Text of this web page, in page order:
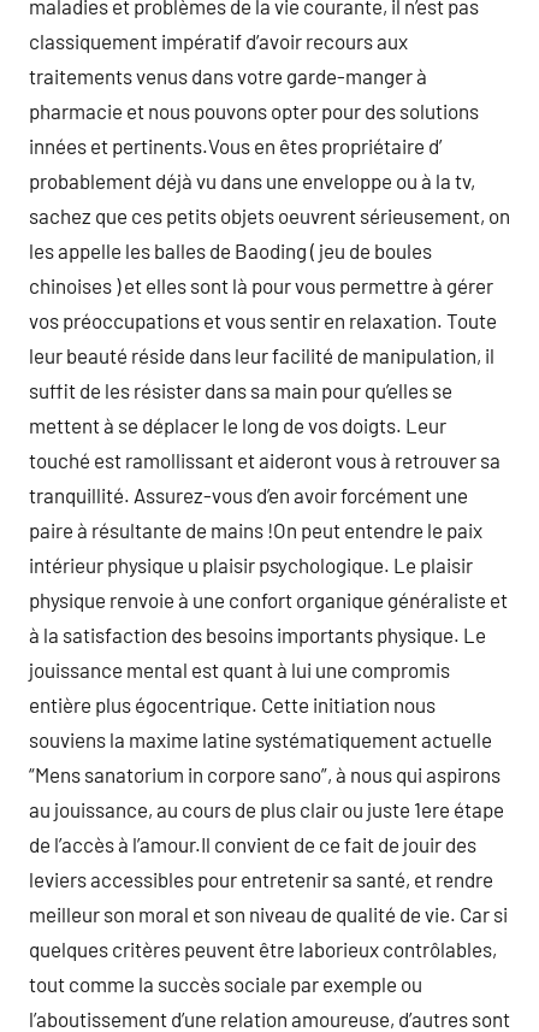
maladies et problèmes de la vie courante, il n’est pas
classiquement impératif d’avoir recours aux
traitements venus dans votre garde-manger à
pharmacie et nous pouvons opter pour des solutions
innées et pertinents.Vous en êtes propriétaire d’
probablement déjà vu dans une enveloppe ou à la tv,
sachez que ces petits objets oeuvrent sérieusement, on
les appelle les balles de Baoding ( jeu de boules
chinoises ) et elles sont là pour vous permettre à gérer
vos préoccupations et vous sentir en relaxation. Toute
leur beauté réside dans leur facilité de manipulation, il
suffit de les résister dans sa main pour qu’elles se
mettent à se déplacer le long de vos doigts. Leur
touché est ramollissant et aideront vous à retrouver sa
tranquillité. Assurez-vous d’en avoir forcément une
paire à résultante de mains !On peut entendre le paix
intérieur physique u plaisir psychologique. Le plaisir
physique renvoie à une confort organique généraliste et
à la satisfaction des besoins importants physique. Le
jouissance mental est quant à lui une compromis
entière plus égocentrique. Cette initiation nous
souviens la maxime latine systématiquement actuelle
“Mens sanatorium in corpore sano”, à nous qui aspirons
au jouissance, au cours de plus clair ou juste 1ere étape
de l’accès à l’amour.Il convient de ce fait de jouir des
leviers accessibles pour entretenir sa santé, et rendre
meilleur son moral et son niveau de qualité de vie. Car si
quelques critères peuvent être laborieux contrôlables,
tout comme la succès sociale par exemple ou
l’aboutissement d’une relation amoureuse, d’autres sont